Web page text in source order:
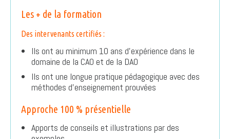
Les + de la formation
Des intervenants certifiés :
Ils ont au minimum 10 ans d’expérience dans le
domaine de la CAO et de la DAO
Ils ont une longue pratique pédagogique avec des
méthodes d’enseignement prouvées
Approche 100 % présentielle
Apports de conseils et illustrations par des